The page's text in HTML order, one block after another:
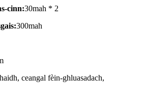
cinn:30mah * 2
300mah
ceangal fèin-ghluasadach,